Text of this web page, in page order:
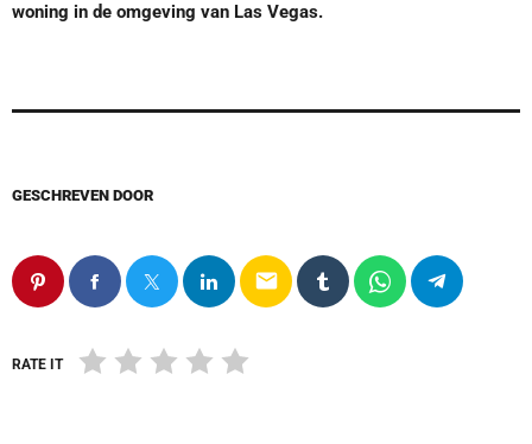
woning in de omgeving van Las Vegas.
GESCHREVEN DOOR
email
RATE IT